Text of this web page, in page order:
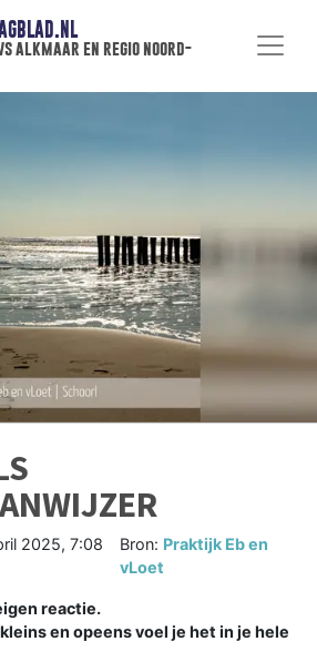
alkmaar en regio noord-
2025, 7:08
Bron: Praktijk Eb en
vLoet
reactie.
en opeens voel je het in je hele